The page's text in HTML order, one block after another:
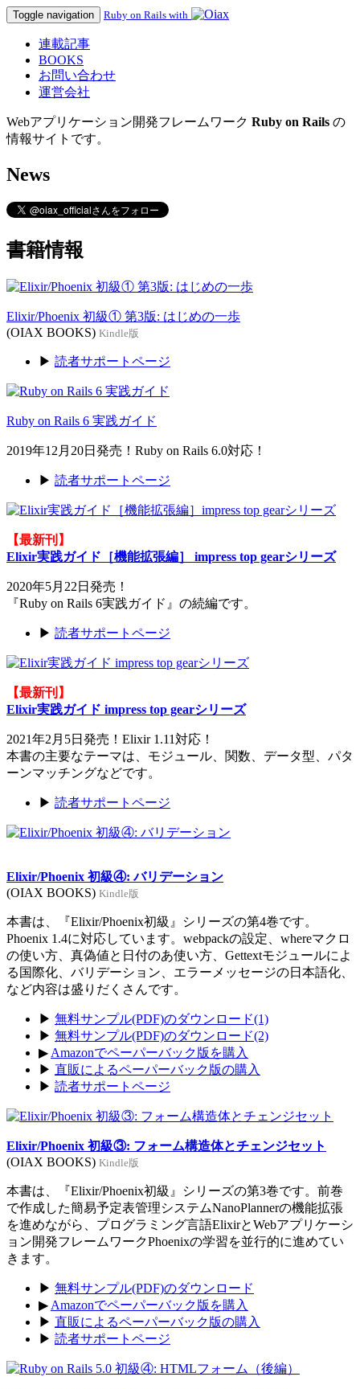
Toggle navigation Ruby on Rails with
連載記事
BOOKS
お問い合わせ
運営会社
Webアプリケーション開発フレームワーク Ruby on Rails の
情報サイトです。
News
書籍情報
Elixir/Phoenix 初級① 第3版: はじめの一歩
(OIAX BOOKS) Kindle版
▶ 読者サポートページ
Ruby on Rails 6 実践ガイド
2019年12月20日発売！Ruby on Rails 6.0対応！
▶ 読者サポートページ
【最新刊】
Elixir実践ガイド［機能拡張編］ impress top gearシリーズ
2020年5月22日発売！
『Ruby on Rails 6実践ガイド』の続編です。
▶ 読者サポートページ
【最新刊】
Elixir実践ガイド impress top gearシリーズ
2021年2月5日発売！Elixir 1.11対応！
本書の主要なテーマは、モジュール、関数、データ型、パタ
ーンマッチングなどです。
▶ 読者サポートページ
Elixir/Phoenix 初級④: バリデーション
(OIAX BOOKS) Kindle版
本書は、『Elixir/Phoenix初級』シリーズの第4巻です。
Phoenix 1.4に対応しています。webpackの設定、whereマクロ
の使い方、真偽値と日付のあ使い方、Gettextモジュールによ
る国際化、バリデーション、エラーメッセージの日本語化、
など内容は盛りだくさんです。
▶ 無料サンプル(PDF)のダウンロード(1)
▶ 無料サンプル(PDF)のダウンロード(2)
▶ Amazonでペーパーバック版を購入
▶ 直販によるペーパーバック版の購入
▶ 読者サポートページ
Elixir/Phoenix 初級③: フォーム構造体とチェンジセット
(OIAX BOOKS) Kindle版
本書は、『Elixir/Phoenix初級』シリーズの第3巻です。前巻
で作成した簡易予定表管理システムNanoPlannerの機能拡張
を進めながら、プログラミング言語ElixirとWebアプリケーシ
ョン開発フレームワークPhoenixの学習を並行的に進めてい
きます。
▶ 無料サンプル(PDF)のダウンロード
▶ Amazonでペーパーバック版を購入
▶ 直販によるペーパーバック版の購入
▶ 読者サポートページ